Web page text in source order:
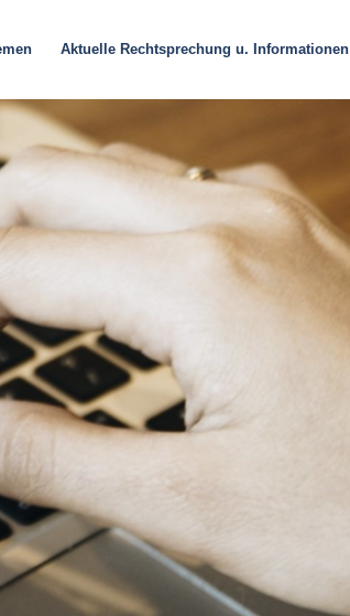
Aktuelle Rechtsprechung u. Informationen